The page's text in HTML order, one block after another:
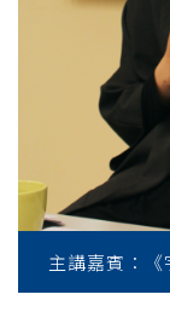
主講嘉賓：《